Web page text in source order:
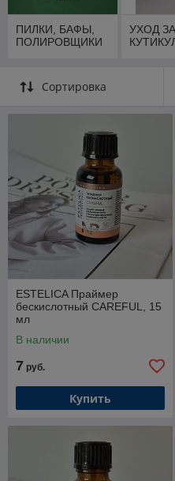
ПИЛКИ, БАФЫ,
ПОЛИРОВЩИКИ
УХОД ЗА
Сортировка
ESTELICA Праймер
бескислотный CAREFUL, 15
мл
В наличии
7 руб.
Купить